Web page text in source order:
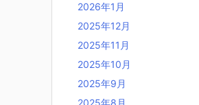
2026年1月
2025年12月
2025年11月
2025年10月
2025年9月
2025年8月